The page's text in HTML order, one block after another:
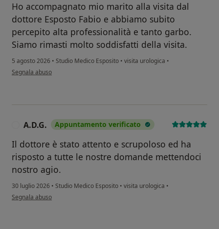
Ho accompagnato mio marito alla visita dal
dottore Esposto Fabio e abbiamo subito
percepito alta professionalità e tanto garbo.
Siamo rimasti molto soddisfatti della visita.
5 agosto 2026 • Studio Medico Esposito • visita urologica •
secondo l'opinione dell'utente Annamaria Schettino
Segnala abuso
A.D.G. Appuntamento verificato
Il dottore è stato attento e scrupoloso ed ha
risposto a tutte le nostre domande mettendoci
nostro agio.
30 luglio 2026 • Studio Medico Esposito • visita urologica •
secondo l'opinione dell'utente A.D.G.
Segnala abuso